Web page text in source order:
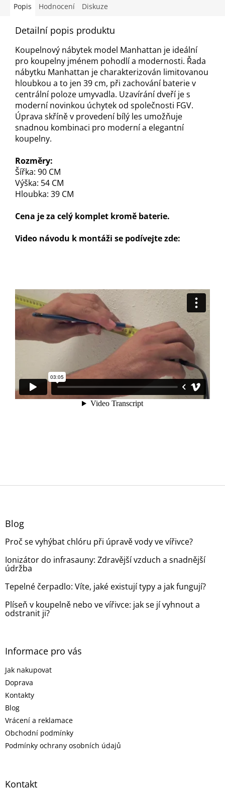
Popis Hodnocení Diskuze
Detailní popis produktu
Koupelnový nábytek model Manhattan je ideální
pro koupelny jménem pohodlí a modernosti. Řada
nábytku Manhattan je charakterizován limitovanou
hloubkou a to jen 39 cm, při zachování baterie v
centrální poloze umyvadla. Uzavírání dveří je s
moderní novinkou úchytek od společnosti FGV.
Úprava skříně v provedení bílý les umožňuje
snadnou kombinaci pro moderní a elegantní
koupelny.
Rozměry:
Šířka: 90 CM
Výška: 54 CM
Hloubka: 39 CM
Cena je za celý komplet kromě baterie.
Video návodu k montáži se podívejte zde:
Z
Blog
Proč se vyhýbat chlóru při úpravě vody ve vířivce?
Ionizátor do infrasauny: Zdravější vzduch a snadnější
údržba
Tepelné čerpadlo: Víte, jaké existují typy a jak fungují?
Plíseň v koupelně nebo ve vířivce: jak se jí vyhnout a
odstranit ji?
Informace pro vás
Jak nakupovat
Doprava
Kontakty
Blog
Vrácení a reklamace
Obchodní podmínky
Podmínky ochrany osobních údajů
Kontakt